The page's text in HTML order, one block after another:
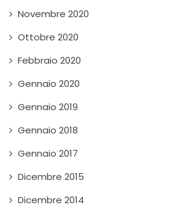
Novembre 2020
Ottobre 2020
Febbraio 2020
Gennaio 2020
Gennaio 2019
Gennaio 2018
Gennaio 2017
Dicembre 2015
Dicembre 2014